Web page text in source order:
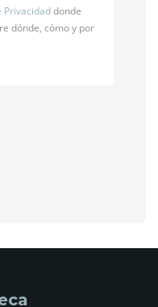
Privacidaddonde
dónde, cómo y por